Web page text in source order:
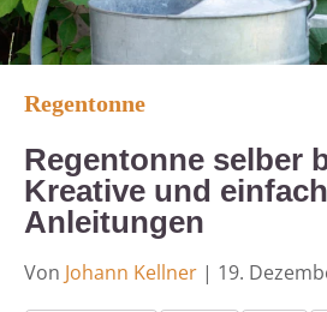
Regentonne
Regentonne selber
Kreative und
Anleitungen
Von Johann Kellner | 19.